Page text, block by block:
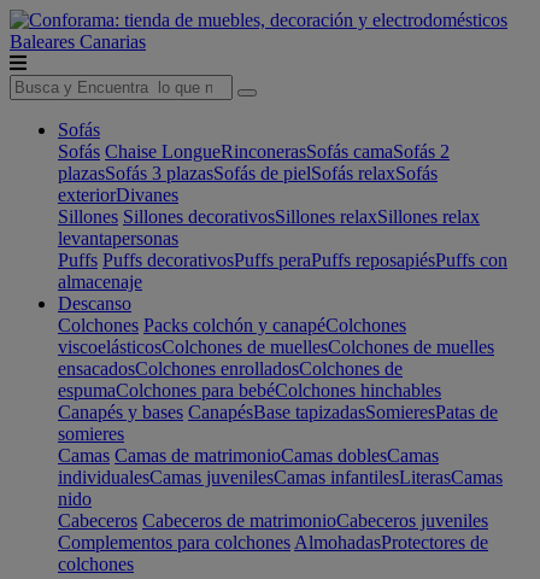
Baleares Canarias
Sofás
Sofás Chaise LongueRinconerasSofás camaSofás 2
plazasSofás 3 plazasSofás de pielSofás relaxSofás
exteriorDivanes
Sillones Sillones decorativosSillones relaxSillones relax
levantapersonas
Puffs Puffs decorativosPuffs peraPuffs reposapiésPuffs con
almacenaje
Descanso
Colchones Packs colchón y canapéColchones
viscoelásticosColchones de muellesColchones de muelles
ensacadosColchones enrolladosColchones de
espumaColchones para bebéColchones hinchables
Canapés y bases CanapésBase tapizadasSomieresPatas de
somieres
Camas Camas de matrimonioCamas doblesCamas
individualesCamas juvenilesCamas infantilesLiterasCamas
nido
Cabeceros Cabeceros de matrimonioCabeceros juveniles
Complementos para colchones AlmohadasProtectores de
colchones